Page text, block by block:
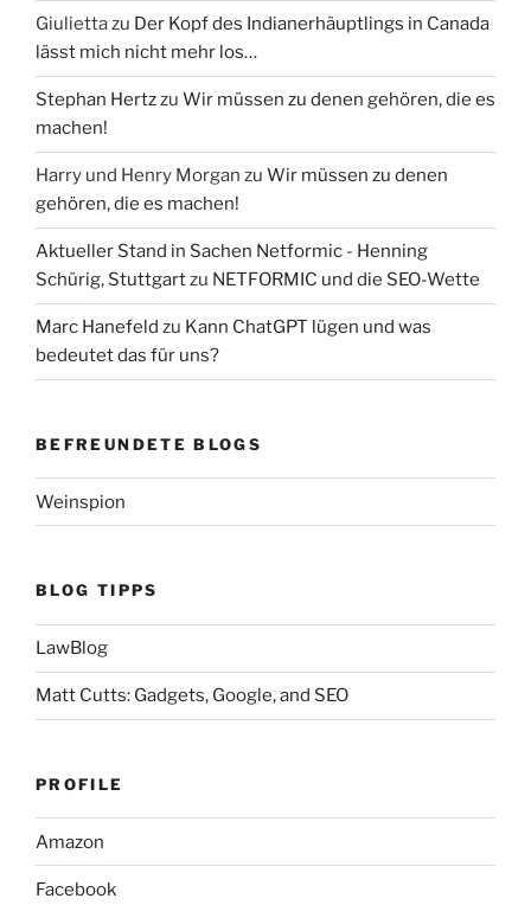
Giuliettazu Der Kopf des Indianerhäuptlings in Canada
lässt mich nicht mehr los…
Stephan Hertzzu Wir müssen zu denen gehören, die es
machen!
Harry und Henry Morgan zu Wir müssen zu denen
gehören, die es machen!
Aktueller Stand in Sachen Netformic - Henning
Schürig, Stuttgartzu NETFORMIC und die SEO-Wette
Marc Hanefeld zu Kann ChatGPT lügen und was
bedeutet das für uns?
BEFREUNDETE BLOGS
Weinspion
BLOG TIPPS
LawBlog
Matt Cutts: Gadgets, Google, and SEO
PROFILE
Amazon
Facebook